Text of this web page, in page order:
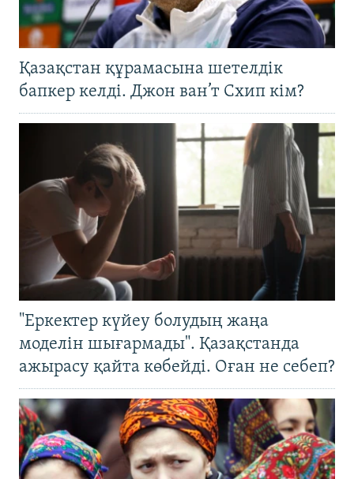
Қазақстан құрамасына шетелдік
бапкер келді. Джон ван’т Схип кім?
"Еркектер күйеу болудың жаңа
моделін шығармады". Қазақстанда
ажырасу қайта көбейді. Оған не себеп?